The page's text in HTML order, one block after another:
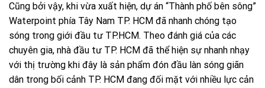
Cũng bởi vậy, khi vừa xuất hiện, dự án “Thành phố bên sông”
Waterpoint phía Tây Nam TP. HCM đã nhanh chóng tạo
sóng trong giới đầu tư TP.HCM. Theo đánh giá của các
chuyên gia, nhà đầu tư TP. HCM đã thể hiện sự nhanh nhạy
với thị trường khi đây là sản phẩm đón đầu làn sóng giãn
dân trong bối cảnh TP. HCM đang đối mặt với nhiều lực cản